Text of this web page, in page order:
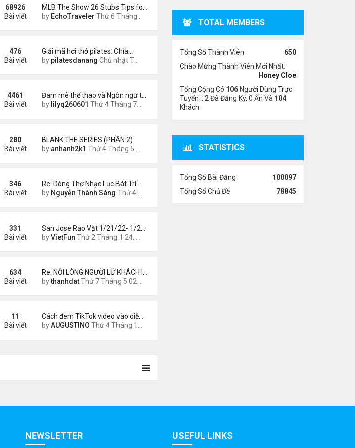
MLB The Show 26 Stubs Tips fo…
by EchoTraveler Thứ 6 Tháng 8 07, 2026 12:31 am
68926
Bài viết
Giải mã hơi thở pilates: Chìa…
by pilatesdanang Chủ nhật Tháng 7 27, 2025 12:57 pm
476
Bài viết
Đam mê thể thao và Ngôn ngữ t…
by lilyq260601 Thứ 4 Tháng 7 22, 2026 7:13 pm
4461
Bài viết
BLANK THE SERIES (PHẦN 2)
by anhanh2k1 Thứ 4 Tháng 5 29, 2024 3:16 am
280
Bài viết
Re: Dòng Thơ Nhạc Lục Bát Trí…
by Nguyễn Thành Sáng Thứ 4 Tháng 8 05, 2026 8:58 pm
346
Bài viết
San Jose Rao Vặt 1/21/22- 1/2…
byVietFun Thứ 2 Tháng 1 24, 2022 10:25 pm
331
Bài viết
Re: NỖI LÒNG NGƯỜI LỮ KHÁCH !…
bythanhdatThứ 7 Tháng 5 02, 2026 8:40 am
634
Bài viết
Cách đem TikTok video vào diễ…
byAUGUSTINO Thứ 4 Tháng 11 11, 2020 11:44 am
11
Bài viết
TOTAL MEMBERS
Tổng Số Thành Viên
650
Chào Mừng Thành Viên Mới Nhất:
Honey Cloe
Tổng Cộng Có 106Người Dùng Trực
Tuyến :: 2 Đã Đăng Ký, 0 Ẩn Và 104
Khách
STATISTICS
Tổng Số Bài Đăng
100097
Tổng Số Chủ Đề
78845
NEWSLETTER USEFUL LINKS